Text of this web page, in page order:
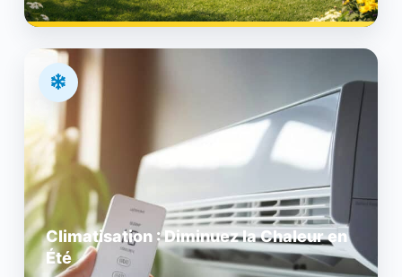
Climatisation : Diminuez la Chaleur en
Été